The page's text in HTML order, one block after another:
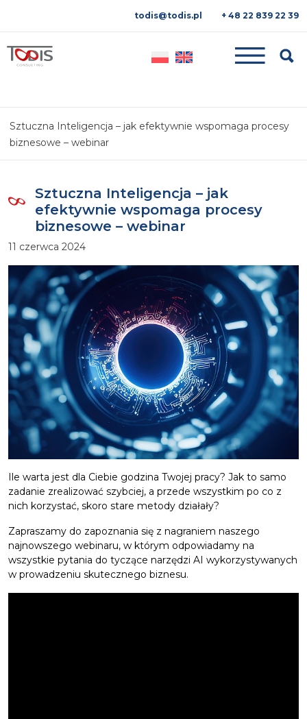
todis@todis.pl + 48 22 839 22 39
Sztuczna Inteligencja – jak efektywnie wspomaga procesy
biznesowe – webinar
Sztuczna Inteligencja – jak
efektywnie wspomaga procesy
biznesowe – webinar
11 czerwca 2024
Ile warta jest dla Ciebie godzina Twojej pracy? Jak to samo
zadanie zrealizować szybciej, a przede wszystkim po co z
nich korzystać, skoro stare metody działały?
Zapraszamy do zapoznania się z nagraniem naszego
najnowszego webinaru, w którym odpowiadamy na
wszystkie pytania do tyczące narzędzi AI wykorzystywanych
w prowadzeniu skutecznego biznesu.